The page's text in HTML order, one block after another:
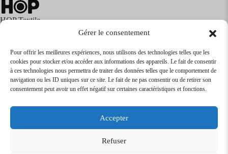
Gérer le consentement
Pour offrir les meilleures expériences, nous utilisons des technologies telles que les
cookies pour stocker et/ou accéder aux informations des appareils. Le fait de consentir
à ces technologies nous permettra de traiter des données telles que le comportement de
navigation ou les ID uniques sur ce site. Le fait de ne pas consentir ou de retirer son
consentement peut avoir un effet négatif sur certaines caractéristiques et fonctions.
Accepter
Refuser
HOP Textile
Textile Articles Publicitaires
Infos
Boutique en ligne
Express 24H
Tarifs Revendeurs